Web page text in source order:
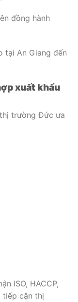
đồng hành
tại An Giang đến
xuất khẩu
trường Đức ưa
ISO, HACCP,
tiếp cận thị